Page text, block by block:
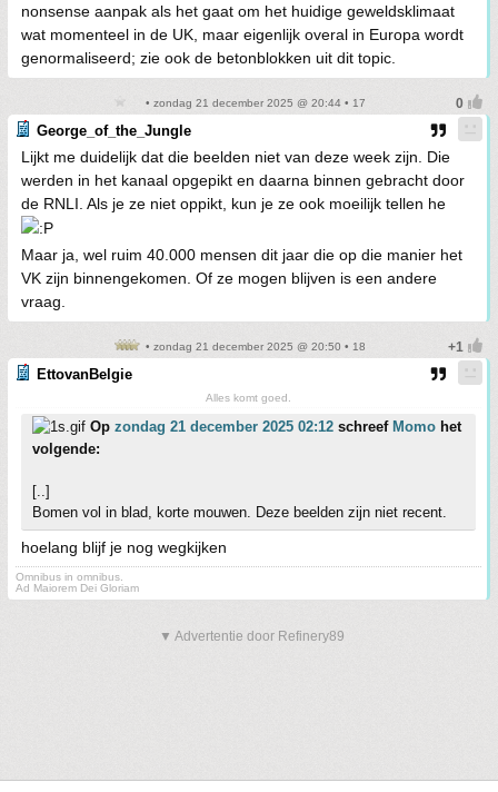
nonsense aanpak als het gaat om het huidige geweldsklimaat
wat momenteel in de UK, maar eigenlijk overal in Europa wordt
genormaliseerd; zie ook de betonblokken uit dit topic.
• zondag 21 december 2025 @ 20:44 • 17
George_of_the_Jungle
Lijkt me duidelijk dat die beelden niet van deze week zijn. Die
werden in het kanaal opgepikt en daarna binnen gebracht door
de RNLI. Als je ze niet oppikt, kun je ze ook moeilijk tellen he
Maar ja, wel ruim 40.000 mensen dit jaar die op die manier het
VK zijn binnengekomen. Of ze mogen blijven is een andere
vraag.
• zondag 21 december 2025 @ 20:50 • 18
EttovanBelgie
Alles komt goed.
Op zondag 21 december 2025 02:12 schreef Momo het
volgende:
[..]
Bomen vol in blad, korte mouwen. Deze beelden zijn niet recent.
hoelang blijf je nog wegkijken
Omnibus in omnibus.
Ad Maiorem Dei Gloriam
▼ Advertentie door Refinery89